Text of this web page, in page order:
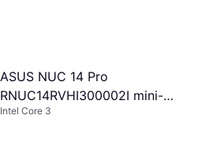
ASUS NUC 14 Pro
RNUC14RVHI300002I mini-
PC
Intel Core 3